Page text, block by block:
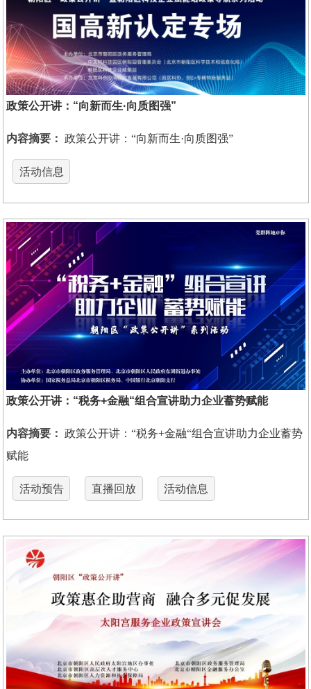
政策公开讲：“向新而生·向质图强”
内容摘要： 政策公开讲：“向新而生·向质图强”
活动信息
政策公开讲：“税务+金融“组合宣讲助力企业蓄势赋能
内容摘要： 政策公开讲：“税务+金融“组合宣讲助力企业蓄势
赋能
活动预告 直播回放 活动信息